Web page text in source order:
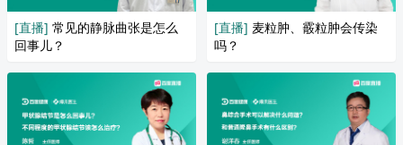
[直播] 常见的静脉曲张是怎么
回事儿？
[直播] 麦粒肿、霰粒肿会传染
吗？